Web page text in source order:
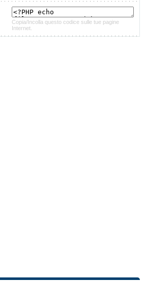
Copia/Incolla questo codice sulle tue pagine
Internet.